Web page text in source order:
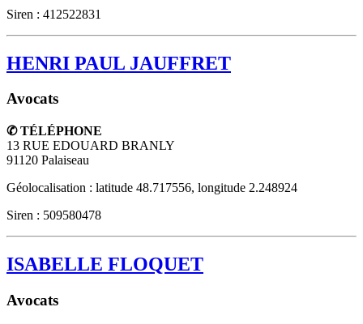
Siren : 412522831
HENRI PAUL JAUFFRET
Avocats
✆ TÉLÉPHONE
13 RUE EDOUARD BRANLY
91120 Palaiseau
Géolocalisation : latitude 48.717556, longitude 2.248924
Siren : 509580478
ISABELLE FLOQUET
Avocats